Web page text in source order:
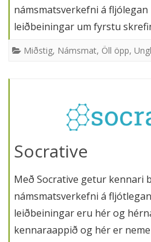
námsmatsverkefni á
leiðbeiningar um fyrstu
Miðstig, Námsmat, Öll öpp,
Socrative
Með Socrative getur kennari
námsmatsverkefni á
leiðbeiningar eru hér og
kennaraappið og hér er